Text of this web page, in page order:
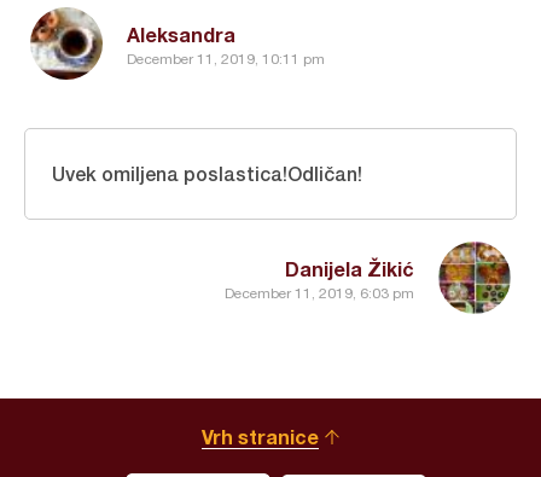
Aleksandra
December 11, 2019, 10:11 pm
Danijela Žikić
December 11, 2019, 6:03 pm
Uvek omiljena poslastica!Odličan!
Vrh stranice